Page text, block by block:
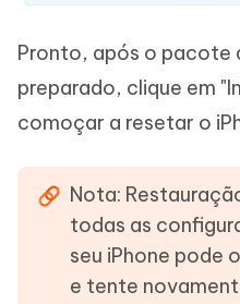
Pronto, após o pacote
preparado, clique em
comoçar a resetar o
Nota:
todas as
seu iPhone pode
e tente